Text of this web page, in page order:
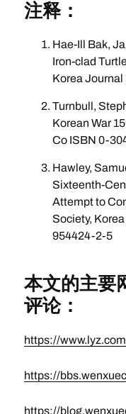
注释：
Hae-Ill Bak,
Iron-clad
Korea Journal
Turnbull,
Korean War
Co ISBN 0-
Hawley,
Sixteenth-
Attempt to
Society,
954424-2-5
本文的主要
评论：
https://
https://
https://